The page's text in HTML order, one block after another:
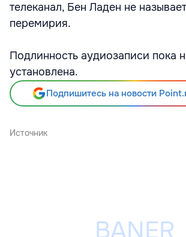
телеканал, Бен Ладен не
перемирия.
Подлинность аудиозаписи пока
установлена.
Подпишитесь на новости
Источник